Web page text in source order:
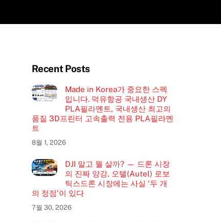
Recent Posts
Made in Korea가 중요한 스펙
입니다. 덕유항공 국내생산 DY
PLA필라멘트, 국내생산 최고의
품질 3D프린터 고속출력 전용 PLA필라멘
트
8월 1, 2026
DJI 말고 뭘 살까? — 드론 시장
의 진짜 양강, 오텔(Autel) 로보
틱스드론 시장에는 사실 ‘두 개
의 정점’이 있다
7월 30, 2026